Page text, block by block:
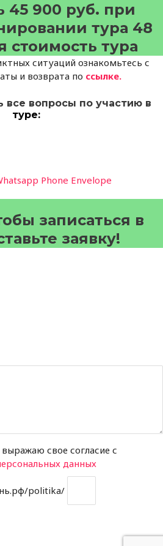
45 900 руб. при
тура 48
стоимость тура
ситуаций ознакомьтесь с
и возврата по ссылке.
все вопросы по участию в
туре:
Phone Envelope
записаться в
заявку!
свое согласие с
данных
politika/